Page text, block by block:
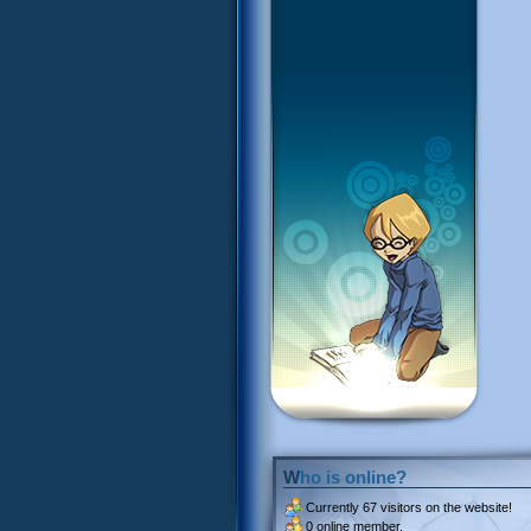
Who is online?
Currently 67 visitors on the website!
0 online member.